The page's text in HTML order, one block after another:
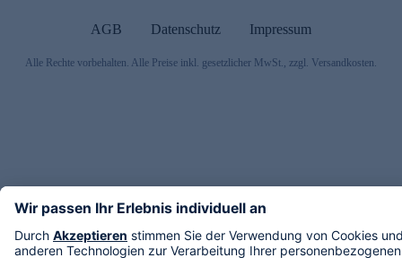
AGB Datenschutz Impressum
Alle Rechte vorbehalten. Alle Preise inkl. gesetzlicher MwSt., zzgl. Versandkosten.